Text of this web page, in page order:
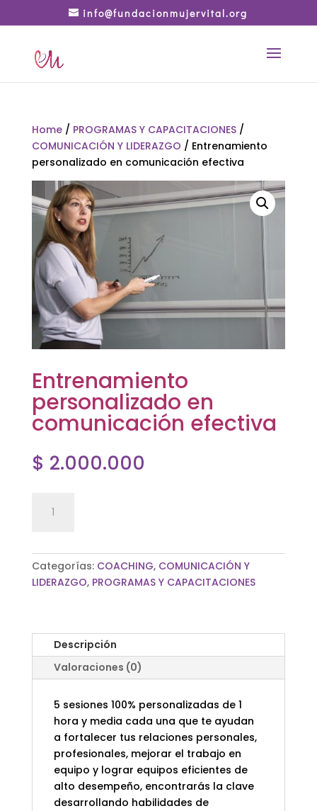
info@fundacionmujervital.org
Home/ PROGRAMAS Y CAPACITACIONES/
COMUNICACIÓN Y LIDERAZGO / Entrenamiento
personalizado en comunicación efectiva
Entrenamiento
personalizado en
comunicación efectiva
$ 2.000.000
personalizado
efectiva
cantidad
Categorías: COACHING, COMUNICACIÓN Y
LIDERAZGO, PROGRAMAS Y CAPACITACIONES
Descripción
Valoraciones (0)
5 sesiones 100% personalizadas de 1
hora y media cada una que te ayudan
a fortalecer tus relaciones personales,
profesionales, mejorar el trabajo en
equipo y lograr equipos eficientes de
alto desempeño, encontrarás la clave
desarrollando habilidades de